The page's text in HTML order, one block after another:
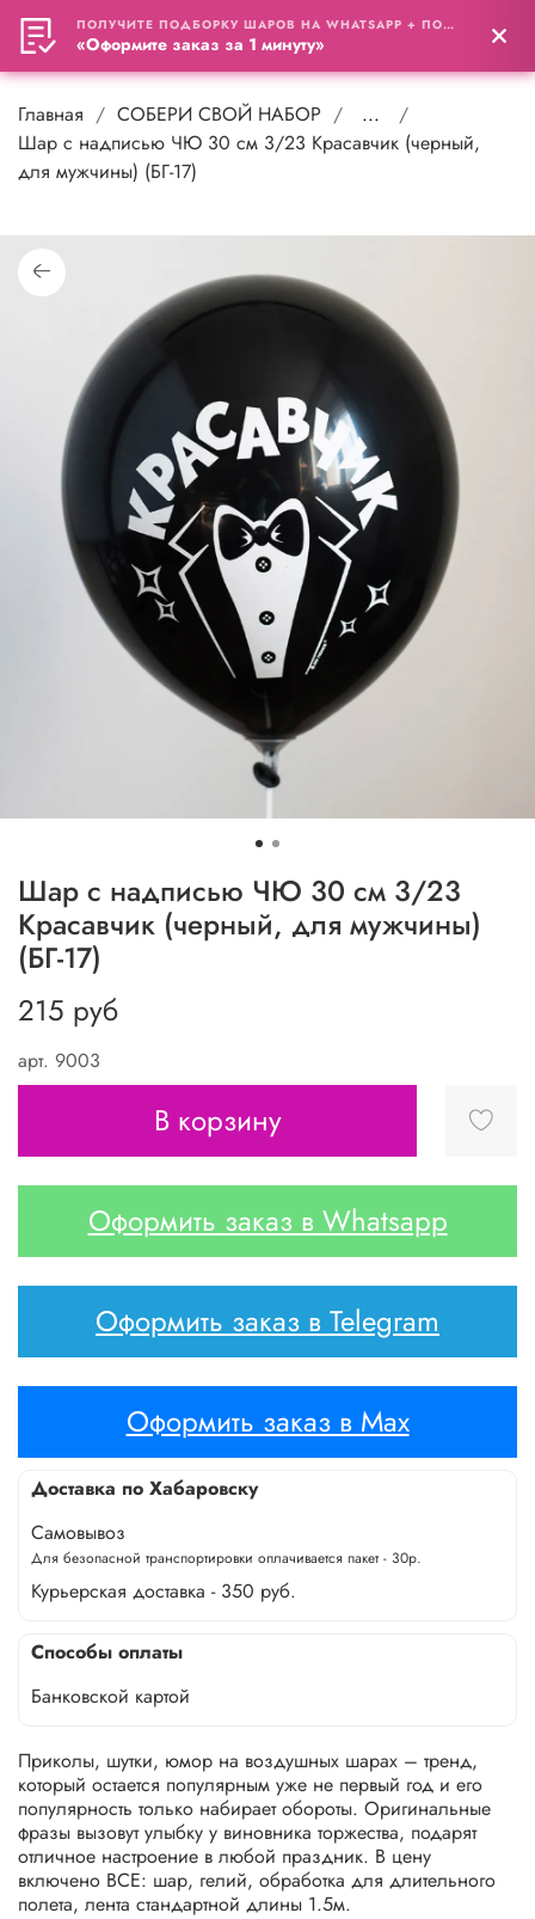
0
Главная СОБЕРИ СВОЙ НАБОР
...
Шар с надписью ЧЮ 30 см 3/23 Красавчик (черный,
для мужчины) (БГ-17)
арт. 9003
Шар с надписью ЧЮ 30 см 3/23
Красавчик (черный, для мужчины)
(БГ-17)
215 руб
В корзину
Оформить заказ в Whatsapp
Оформить заказ в Telegram
Оформить заказ в Max
Доставка по Хабаровску
Самовывоз
Для безопасной транспортировки оплачивается пакет - 30р.
Курьерская доставка - 350 руб.
Способы оплаты
Банковской картой
Приколы, шутки, юмор на воздушных шарах – тренд,
который остается популярным уже не первый год и его
популярность только набирает обороты. Оригинальные
фразы вызовут улыбку у виновника торжества, подарят
отличное настроение в любой праздник. В цену
включено ВСЕ: шар, гелий, обработка для длительного
полета, лента стандартной длины 1.5м.
ПОЛУЧИТЕ ПОДБОРКУ ШАРОВ НА WHATSAPP + ПОДАРОК
«Оформите заказ за 1 минуту»